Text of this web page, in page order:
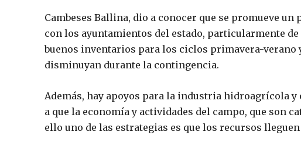
Cambeses Ballina, dio a conocer que se promueve
con los ayuntamientos del estado, particularmente
buenos inventarios para los ciclos primavera-
disminuyan durante la contingencia.
Además, hay apoyos para la industria hidroagrícola
a que la economía y actividades del campo, que son
ello uno de las estrategias es que los recursos